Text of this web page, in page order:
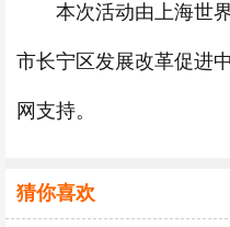
本次活动由上海世界
市长宁区发展改革促进
网支持。
猜你喜欢